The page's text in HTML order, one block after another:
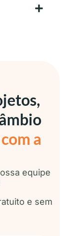
a
equipe
e sem